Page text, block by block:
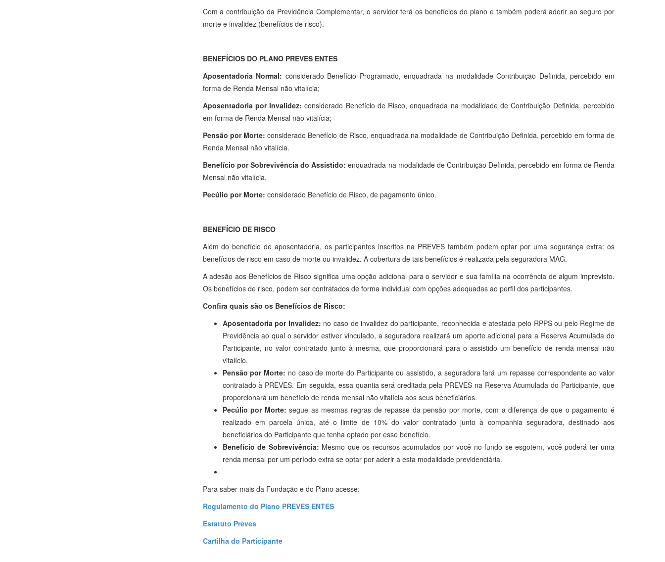
Com a contribuição da Previdência Complementar, o servidor terá os benefícios do plano e também poderá aderir ao seguro por
morte e invalidez (benefícios de risco).
BENEFÍCIOS DO PLANO PREVES ENTES
Aposentadoria Normal: considerado Benefício Programado, enquadrada na modalidade Contribuição Definida, percebido em
forma de Renda Mensal não vitalícia;
Aposentadoria por Invalidez: considerado Benefício de Risco, enquadrada na modalidade de Contribuição Definida, percebido
em forma de Renda Mensal não vitalícia;
Pensão por Morte: considerado Benefício de Risco, enquadrada na modalidade de Contribuição Definida, percebido em forma de
Renda Mensal não vitalícia.
Benefício por Sobrevivência do Assistido: enquadrada na modalidade de Contribuição Definida, percebido em forma de Renda
Mensal não vitalícia.
Pecúlio por Morte: considerado Benefício de Risco, de pagamento único.
BENEFÍCIO DE RISCO
Além do benefício de aposentadoria, os participantes inscritos na PREVES também podem optar por uma segurança extra: os
benefícios de risco em caso de morte ou invalidez. A cobertura de tais benefícios é realizada pela seguradora MAG.
A adesão aos Benefícios de Risco significa uma opção adicional para o servidor e sua família na ocorrência de algum imprevisto.
Os benefícios de risco, podem ser contratados de forma individual com opções adequadas ao perfil dos participantes.
Confira quais são os Benefícios de Risco:
Aposentadoria por Invalidez: no caso de invalidez do participante, reconhecida e atestada pelo RPPS ou pelo Regime de
Previdência ao qual o servidor estiver vinculado, a seguradora realizará um aporte adicional para a Reserva Acumulada do
Participante, no valor contratado junto à mesma, que proporcionará para o assistido um benefício de renda mensal não
vitalício.
Pensão por Morte: no caso de morte do Participante ou assistido, a seguradora fará um repasse correspondente ao valor
contratado à PREVES. Em seguida, essa quantia será creditada pela PREVES na Reserva Acumulada do Participante, que
proporcionará um benefício de renda mensal não vitalícia aos seus beneficiários.
Pecúlio por Morte: segue as mesmas regras de repasse da pensão por morte, com a diferença de que o pagamento é
realizado em parcela única, até o limite de 10% do valor contratado junto à companhia seguradora, destinado aos
beneficiários do Participante que tenha optado por esse benefício.
Benefício de Sobrevivência: Mesmo que os recursos acumulados por você no fundo se esgotem, você poderá ter uma
renda mensal por um período extra se optar por aderir a esta modalidade previdenciária.
Para saber mais da Fundação e do Plano acesse:
Regulamento do Plano PREVES ENTES
Estatuto Preves
Cartilha do Participante